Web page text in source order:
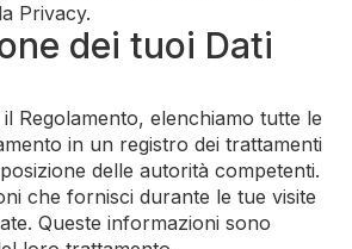
Privacy.
dei tuoi Dati
Regolamento, elenchiamo tutte le
in un registro dei trattamenti
delle autorità competenti.
che fornisci durante le tue visite
Queste informazioni sono